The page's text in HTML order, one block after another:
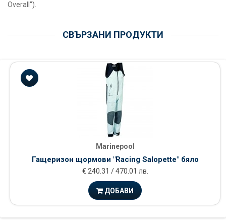
Overall").
СВЪРЗАНИ ПРОДУКТИ
Marinepool
Гащеризон щормови "Racing Salopette" бяло
€ 240.31 / 470.01 лв.
ДОБАВИ